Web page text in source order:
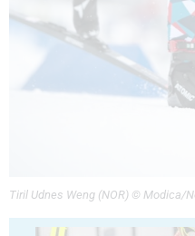
Tiril Udnes Weng (NOR) © Modica/